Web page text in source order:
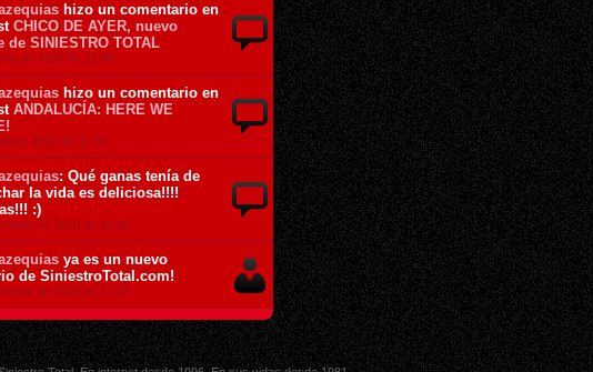
hizo un comentario en
CHICO DE AYER, nuevo
de SINIESTRO TOTAL
de 2014 ás 22:46
hizo un comentario en
ANDALUCÍA: HERE WE
de 2014 ás 11:30
: Qué ganas tenía de
la vida es deliciosa!!!!
:)
de 2010 ás 21:26
ya es un nuevo
de SiniestroTotal.com!
de 2010 ás 21:25